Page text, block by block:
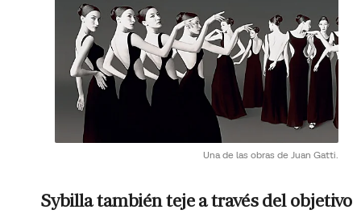
Una de las obras de Juan Gatti.
Sybilla también teje a través del objetivo